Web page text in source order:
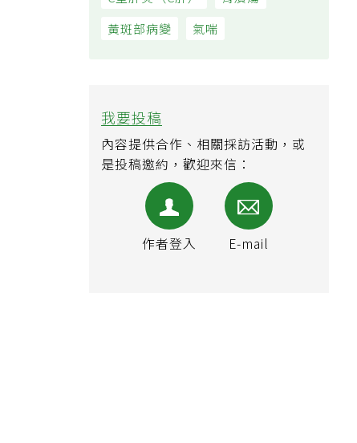
C型肝炎（C肝）
黃斑部病變
我要投稿
內容提供合作、相關採訪活動，或